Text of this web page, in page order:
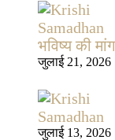
भविष्य की मांग
जुलाई 21, 2026
जुलाई 13, 2026